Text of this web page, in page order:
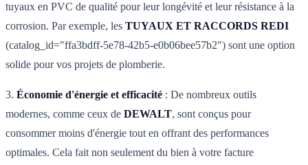
tuyaux en PVC de qualité pour leur longévité et leur résistance à la
corrosion. Par exemple, les TUYAUX ET RACCORDS REDI
(catalog_id="ffa3bdff-5e78-42b5-e0b06bee57b2") sont une option
solide pour vos projets de plomberie.
3. Économie d'énergie et efficacité : De nombreux outils
modernes, comme ceux de DEWALT, sont conçus pour
consommer moins d'énergie tout en offrant des performances
optimales. Cela fait non seulement du bien à votre facture